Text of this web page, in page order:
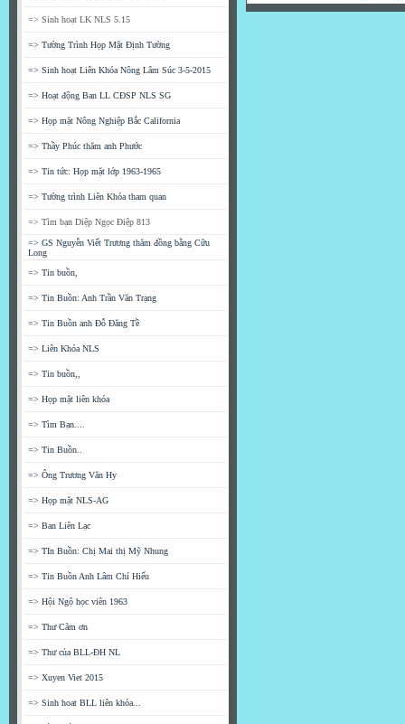
=> Sinh hoạt LK NLS 5.15
=> Tường Trình Họp Mặt Định Tường
=> Sinh hoạt Liên Khóa Nông Lâm Súc 3-5-2015
=> Hoạt động Ban LL CĐSP NLS SG
=> Họp mặt Nông Nghiệp Bắc California
=> Thầy Phúc thăm anh Phước
=> Tin tức: Họp mặt lớp 1963-1965
=> Tường trình Liên Khóa tham quan
=> Tìm bạn Diệp Ngọc Điệp 813
=> GS Nguyễn Viết Trương thăm đồng bằng Cữu
Long
=> Tin buồn,
=> Tin Buồn: Anh Trần Văn Trạng
=> Tin Buồn anh Đỗ Đăng Tề
=> Liên Khóa NLS
=> Tin buồn,,
=> Họp mặt liên khóa
=> Tìm Bạn....
=> Tin Buồn..
=> Ông Trương Văn Hy
=> Họp mặt NLS-AG
=> Ban Liên Lạc
=> TIn Buồn: Chị Mai thị Mỹ Nhung
=> Tin Buồn Anh Lâm Chí Hiếu
=> Hội Ngộ học viên 1963
=> Thư Cãm ơn
=> Thư của BLL-ĐH NL
=> Xuyen Viet 2015
=> Sinh hoat BLL liên khóa...